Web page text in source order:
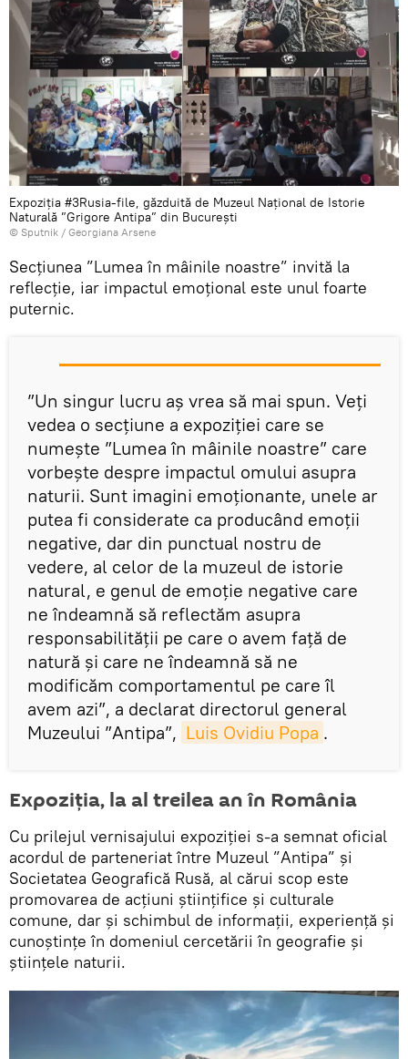
Expoziția #3Rusia-file, găzduită de Muzeul Național de Istorie
Naturală ”Grigore Antipa” din București
© Sputnik / Georgiana Arsene
Secțiunea ”Lumea în mâinile noastre” invită la
reflecție, iar impactul emoțional este unul foarte
puternic.
”Un singur lucru aș vrea să mai spun. Veți
vedea o secțiune a expoziției care se
numește ”Lumea în mâinile noastre” care
vorbește despre impactul omului asupra
naturii. Sunt imagini emoționante, unele ar
putea fi considerate ca producând emoții
negative, dar din punctual nostru de
vedere, al celor de la muzeul de istorie
natural, e genul de emoție negative care
ne îndeamnă să reflectăm asupra
responsabilității pe care o avem față de
natură și care ne îndeamnă să ne
modificăm comportamentul pe care îl
avem azi”, a declarat directorul general
Muzeului ”Antipa”, Luis Ovidiu Popa .
Expoziția, la al treilea an în România
Cu prilejul vernisajului expoziției s-a semnat oficial
acordul de parteneriat între Muzeul ”Antipa” și
Societatea Geografică Rusă, al cărui scop este
promovarea de acțiuni științifice și culturale
comune, dar și schimbul de informații, experiență și
cunoștințe în domeniul cercetării în geografie și
științele naturii.